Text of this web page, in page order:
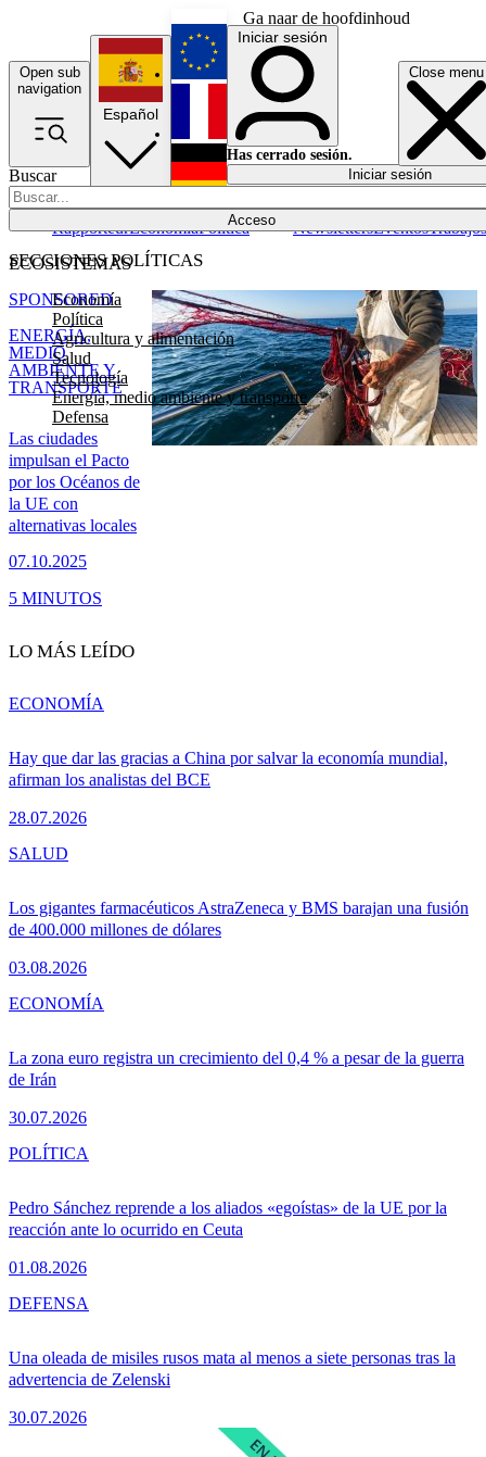
Ga naar de hoofdinhoud
Open sub
navigation
Close menu
Buscar
Acceso
SECCIONES POLÍTICAS
Economía
Política
Agricultura y alimentación
Salud
Tecnología
Energía, medio ambiente y transporte
Defensa
RapporteurEconomíaPolítica NewslettersEventosTrabajos
Español
English
Français
Iniciar sesión
Has cerrado sesión.
Iniciar sesión
ECOSISTEMAS
Las ciudades
impulsan el Pacto
por los Océanos de
la UE con
alternativas locales
07.10.2025
SPONSORED
ENERGÍA,
MEDIO
AMBIENTE Y
TRANSPORTE
5 MINUTOS
LO MÁS LEÍDO
Hay que dar las gracias a China por salvar la economía mundial,
afirman los analistas del BCE
28.07.2026
ECONOMÍA
Los gigantes farmacéuticos AstraZeneca y BMS barajan una fusión
de 400.000 millones de dólares
03.08.2026
SALUD
La zona euro registra un crecimiento del 0,4 % a pesar de la guerra
de Irán
30.07.2026
ECONOMÍA
Pedro Sánchez reprende a los aliados «egoístas» de la UE por la
reacción ante lo ocurrido en Ceuta
01.08.2026
POLÍTICA
Una oleada de misiles rusos mata al menos a siete personas tras la
advertencia de Zelenski
30.07.2026
DEFENSA